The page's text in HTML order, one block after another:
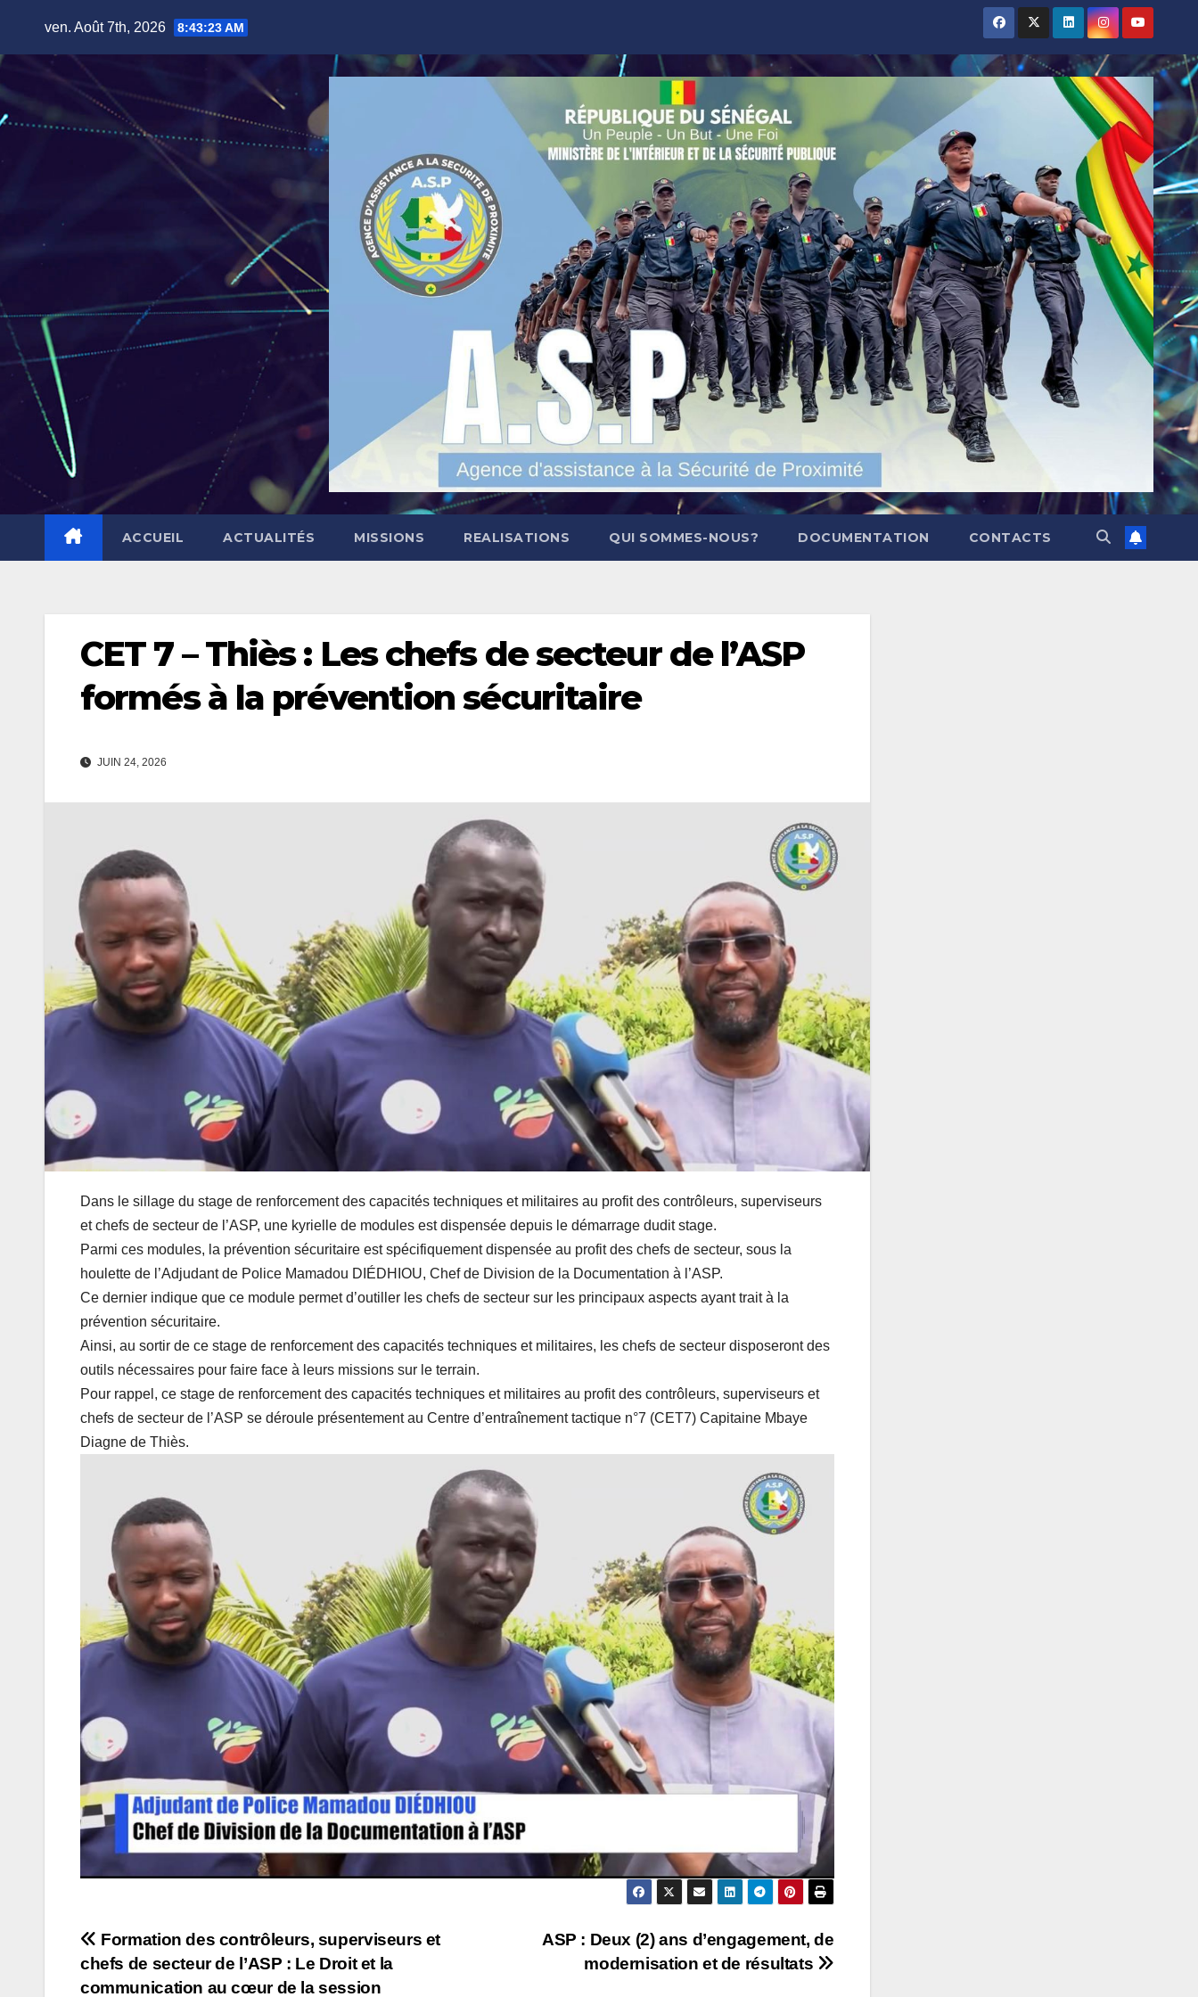
content
ven. Août 7th, 2026 8:43:24 AM
ACCUEIL ACTUALITÉS MISSIONS REALISATIONS QUI SOMMES-NOUS? DOCUMENTATION CONTACTS
CET 7 – Thiès : Les chefs de secteur de l’ASP
formés à la prévention sécuritaire
JUIN 24, 2026
Dans le sillage du stage de renforcement des capacités techniques et militaires au profit des contrôleurs, superviseurs
et chefs de secteur de l’ASP, une kyrielle de modules est dispensée depuis le démarrage dudit stage.
Parmi ces modules, la prévention sécuritaire est spécifiquement dispensée au profit des chefs de secteur, sous la
houlette de l’Adjudant de Police Mamadou DIÉDHIOU, Chef de Division de la Documentation à l’ASP.
Ce dernier indique que ce module permet d’outiller les chefs de secteur sur les principaux aspects ayant trait à la
prévention sécuritaire.
Ainsi, au sortir de ce stage de renforcement des capacités techniques et militaires, les chefs de secteur disposeront des
outils nécessaires pour faire face à leurs missions sur le terrain.
Pour rappel, ce stage de renforcement des capacités techniques et militaires au profit des contrôleurs, superviseurs et
chefs de secteur de l’ASP se déroule présentement au Centre d’entraînement tactique n°7 (CET7) Capitaine Mbaye
Diagne de Thiès.
Navigation
de
ASP : Deux (2) ans d’engagement, de
modernisation et de résultats
Formation des contrôleurs, superviseurs et
chefs de secteur de l’ASP : Le Droit et la
communication au cœur de la session